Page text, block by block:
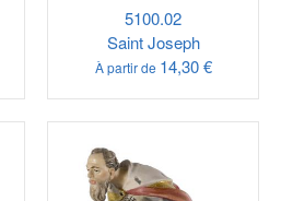
5100.02
Saint Joseph
À partir de 14,30 €